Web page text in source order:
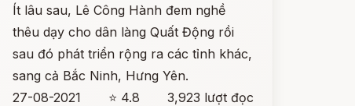
Ít lâu sau, Lê Công Hành đem nghề
thêu dạy cho dân làng Quất Động rồi
sau đó phát triển rộng ra các tỉnh khác,
sang cả Bắc Ninh, Hưng Yên.
27-08-2021
⭐ 4.8
3,923 lượt đọc